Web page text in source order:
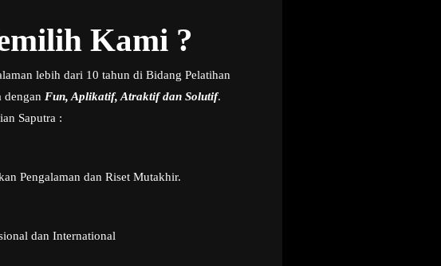
Kami ?
lebih dari 10 tahun di Bidang Pelatihan
dengan Fun, Aplikatif, Atraktif dan Solutif.
Saputra :
Pengalaman dan Riset Mutakhir.
dan International